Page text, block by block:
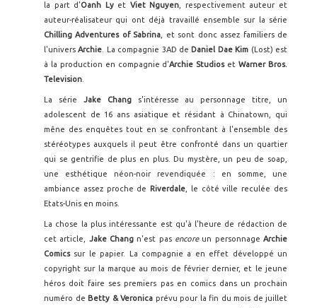
la part d'Oanh Lyet Viet Nguyen , respectivement auteur et
auteur-réalisateur qui ont déjà travaillé ensemble sur la série
Chilling Adventures of Sabrina , et sont donc assez familiers de
l'universArchie . La compagnie 3AD de Daniel Dae Kim (Lost) est
à la production en compagnie d'Archie Studios etWarner Bros.
Television
La série Jake Chang
s'intéresse au personnage titre, un
adolescent de 16 ans asiatique et résidant à Chinatown, qui
mêne des enquêtes tout en se confrontant à l'ensemble des
stéréotypes auxquels il peut être confronté dans un quartier
qui se gentrifie de plus en plus. Du mystère, un peu de soap,
une esthétique néon-noir revendiquée : en somme, une
ambiance assez proche de
Riverdale , le côté ville reculée des
Etats-Unis en moins.
La chose la plus intéressante est qu'à l'heure de rédaction de
cet article, Jake Changn'est pas encoreun personnageArchie
Comics sur le papier. La compagnie a en effet développé un
copyright sur la marque au mois de février dernier, et le jeune
héros doit faire ses premiers pas en comics dans un prochain
numéro de Betty & Veronica prévu pour la fin du mois de juillet